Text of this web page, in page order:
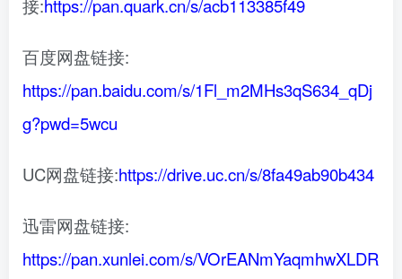
接:https://pan.quark.cn/s/acb113385f49
百度网盘链接:
https://pan.baidu.com/s/1Fl_m2MHs3qS634_qDj
g?pwd=5wcu
UC网盘链接:https://drive.uc.cn/s/8fa49ab90b434
迅雷网盘链接:
https://pan.xunlei.com/s/VOrEANmYaqmhwXLDR